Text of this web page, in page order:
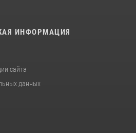
ИНФОРМАЦИЯ
сайта
данных